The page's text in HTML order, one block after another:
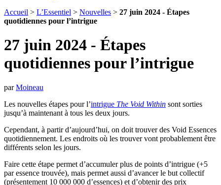
Accueil > L’Essentiel > Nouvelles > 27 juin 2024 - Étapes
quotidiennes pour l’intrigue
27 juin 2024 - Étapes
quotidiennes pour l’intrigue
parMoineau
Les nouvelles étapes pour l’intrigue The Void Within sont sorties
jusqu’à maintenant à tous les deux jours.
Cependant, à partir d’aujourd’hui, on doit trouver des Void Essences
quotidiennement. Les endroits où les trouver vont probablement être
différents selon les jours.
Faire cette étape permet d’accumuler plus de points d’intrigue (+5
par essence trouvée), mais permet aussi d’avancer le but collectif
(présentement 10 000 000 d’essences) et d’obtenir des prix